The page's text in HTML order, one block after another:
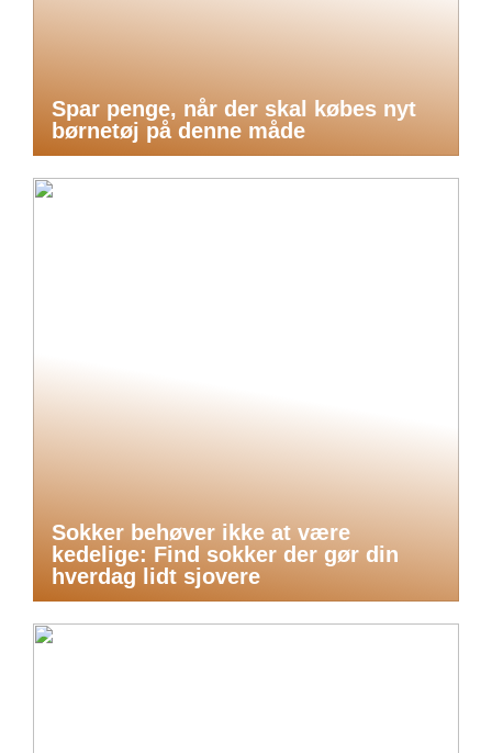
Spar penge, når der skal købes nyt
børnetøj på denne måde
Sokker behøver ikke at være
kedelige: Find sokker der gør din
hverdag lidt sjovere